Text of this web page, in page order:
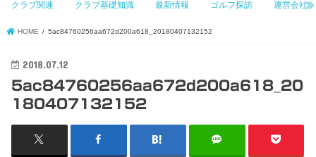
クラブ関連 クラブ基礎知識 最新情報 ゴルフ探訪 運営会社
HOME 5ac84760256aa672d200a618_20180407132152
2018.07.12
5ac84760256aa672d200a618_20
180407132152